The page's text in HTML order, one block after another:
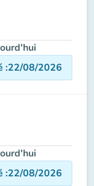
:22/08/2026
:22/08/2026